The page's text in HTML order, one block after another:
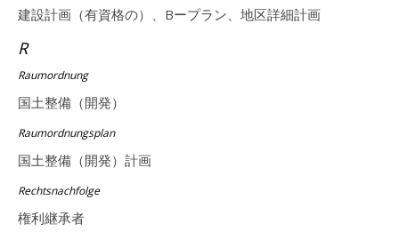
建設計画（有資格の）、Bープラン、地区詳細計画
R
Raumordnung
国土整備（開発）
Raumordnungsplan
国土整備（開発）計画
Rechtsnachfolge
権利継承者